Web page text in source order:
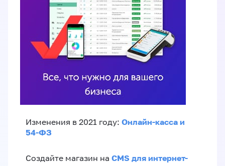
Изменения в 2021 году: Онлайн-касса и
54-ФЗ
Создайте магазин на CMS для интернет-